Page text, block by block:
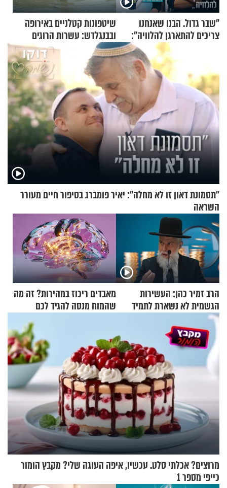
"שבר גדול. הבנו שאנחנו
צריכים להתארגן להלוויה":
זוגיות במבחן, הפעם עם מרים
שיטפונות קטלניים באירופה
ובבנגלדש: עשרות הרוגים
ומיליון נפגעים
"תסמונת דאון זו לא מחלה": יאיר פומברג בסיפור חיים מעורר
השראה
הרב זמיר כהן: העשירות
הגשמית לא נשארת לתמיד
מאבדים ריכוז במהירות? זה מה
שהמוח מנסה להגיד לכם
מרוצים? אכלתי סלט. עכשיו, איפה העוגה שלי? מקבץ הומור
כייפי מספר 1